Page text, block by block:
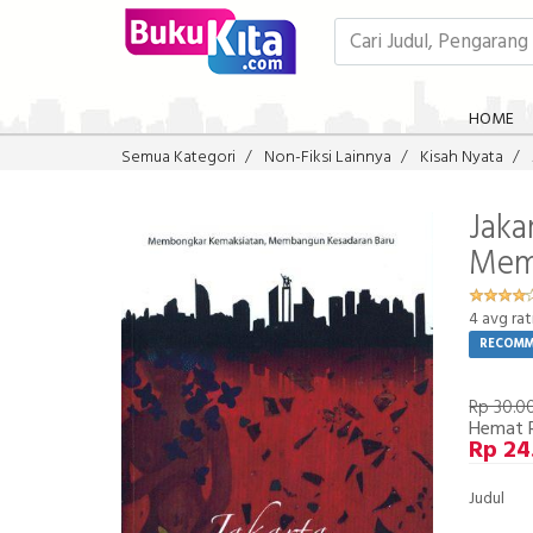
HOME
Semua Kategori
Non-Fiksi Lainnya Kisah Nyata
4avg
Rp
Hemat
Rp
Judul